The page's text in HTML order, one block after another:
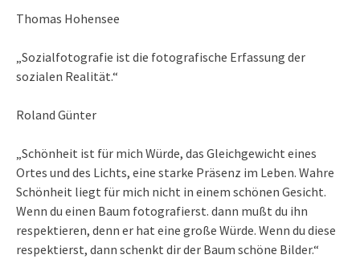
Thomas Hohensee
„Sozialfotografie ist die fotografische Erfassung der
sozialen Realität.“
Roland Günter
„Schönheit ist für mich Würde, das Gleichgewicht eines
Ortes und des Lichts, eine starke Präsenz im Leben. Wahre
Schönheit liegt für mich nicht in einem schönen Gesicht.
Wenn du einen Baum fotografierst. dann mußt du ihn
respektieren, denn er hat eine große Würde. Wenn du diese
respektierst, dann schenkt dir der Baum schöne Bilder.“